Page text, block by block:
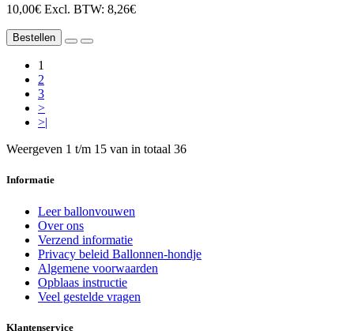
10,00€ Excl. BTW: 8,26€
Bestellen
1
2
3
>
>|
Weergeven 1 t/m 15 van in totaal 36
Informatie
Leer ballonvouwen
Over ons
Verzend informatie
Privacy beleid Ballonnen-hondje
Algemene voorwaarden
Opblaas instructie
Veel gestelde vragen
Klantenservice